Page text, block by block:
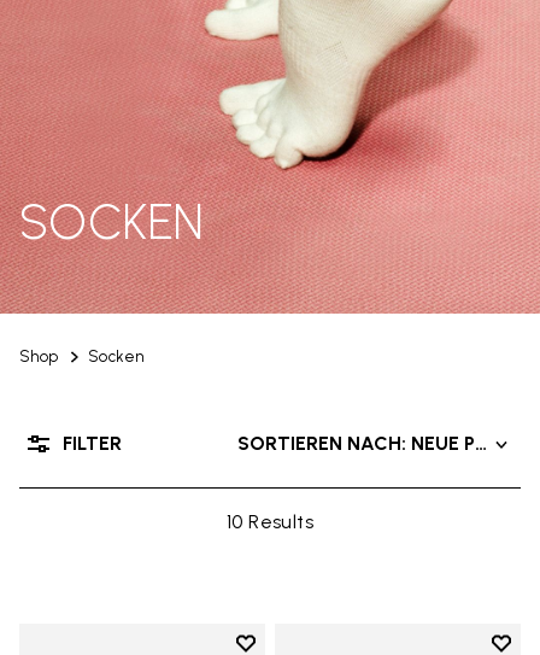
Shop Socken
SOCKEN
10 Results
SORTIEREN NACH: NEUE
FILTER
Add to wishlist
Add